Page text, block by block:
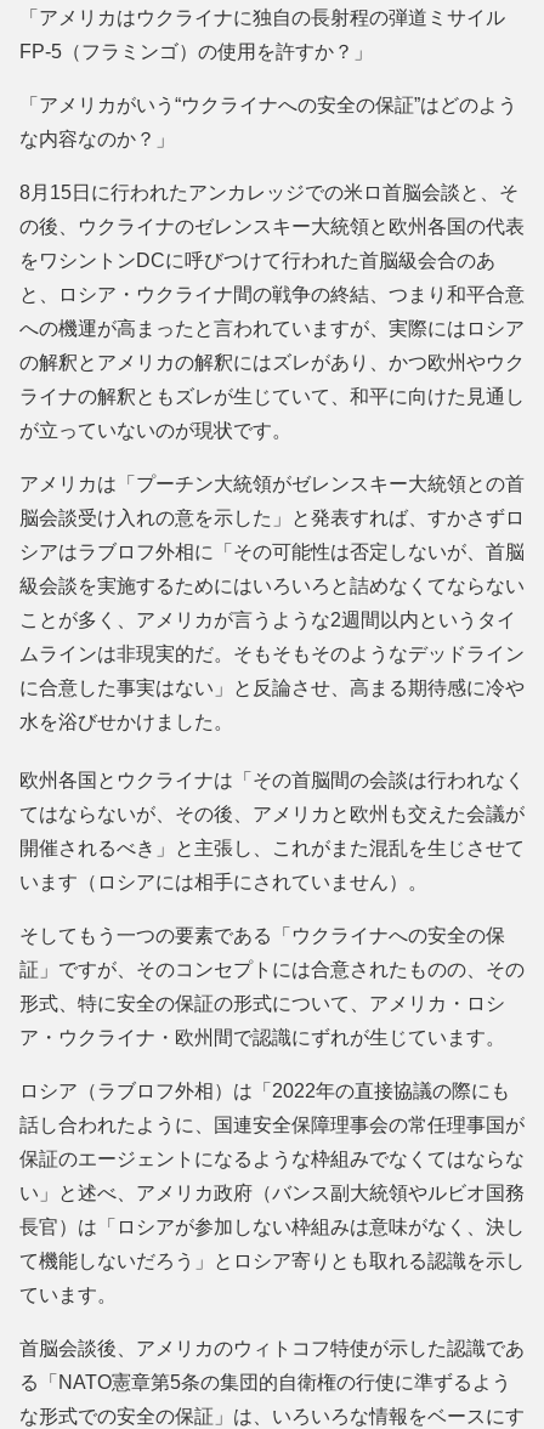
「アメリカはウクライナに独自の長射程の弾道ミサイル
FP-5（フラミンゴ）の使用を許すか？」
「アメリカがいう“ウクライナへの安全の保証”はどのよう
な内容なのか？」
8月15日に行われたアンカレッジでの米ロ首脳会談と、そ
の後、ウクライナのゼレンスキー大統領と欧州各国の代表
をワシントンDCに呼びつけて行われた首脳級会合のあ
と、ロシア・ウクライナ間の戦争の終結、つまり和平合意
への機運が高まったと言われていますが、実際にはロシア
の解釈とアメリカの解釈にはズレがあり、かつ欧州やウク
ライナの解釈ともズレが生じていて、和平に向けた見通し
が立っていないのが現状です。
アメリカは「プーチン大統領がゼレンスキー大統領との首
脳会談受け入れの意を示した」と発表すれば、すかさずロ
シアはラブロフ外相に「その可能性は否定しないが、首脳
級会談を実施するためにはいろいろと詰めなくてならない
ことが多く、アメリカが言うような2週間以内というタイ
ムラインは非現実的だ。そもそもそのようなデッドライン
に合意した事実はない」と反論させ、高まる期待感に冷や
水を浴びせかけました。
欧州各国とウクライナは「その首脳間の会談は行われなく
てはならないが、その後、アメリカと欧州も交えた会議が
開催されるべき」と主張し、これがまた混乱を生じさせて
います（ロシアには相手にされていません）。
そしてもう一つの要素である「ウクライナへの安全の保
証」ですが、そのコンセプトには合意されたものの、その
形式、特に安全の保証の形式について、アメリカ・ロシ
ア・ウクライナ・欧州間で認識にずれが生じています。
ロシア（ラブロフ外相）は「2022年の直接協議の際にも
話し合われたように、国連安全保障理事会の常任理事国が
保証のエージェントになるような枠組みでなくてはならな
い」と述べ、アメリカ政府（バンス副大統領やルビオ国務
長官）は「ロシアが参加しない枠組みは意味がなく、決し
て機能しないだろう」とロシア寄りとも取れる認識を示し
ています。
首脳会談後、アメリカのウィトコフ特使が示した認識であ
る「NATO憲章第5条の集団的自衛権の行使に準ずるよう
な形式での安全の保証」は、いろいろな情報をベースにす